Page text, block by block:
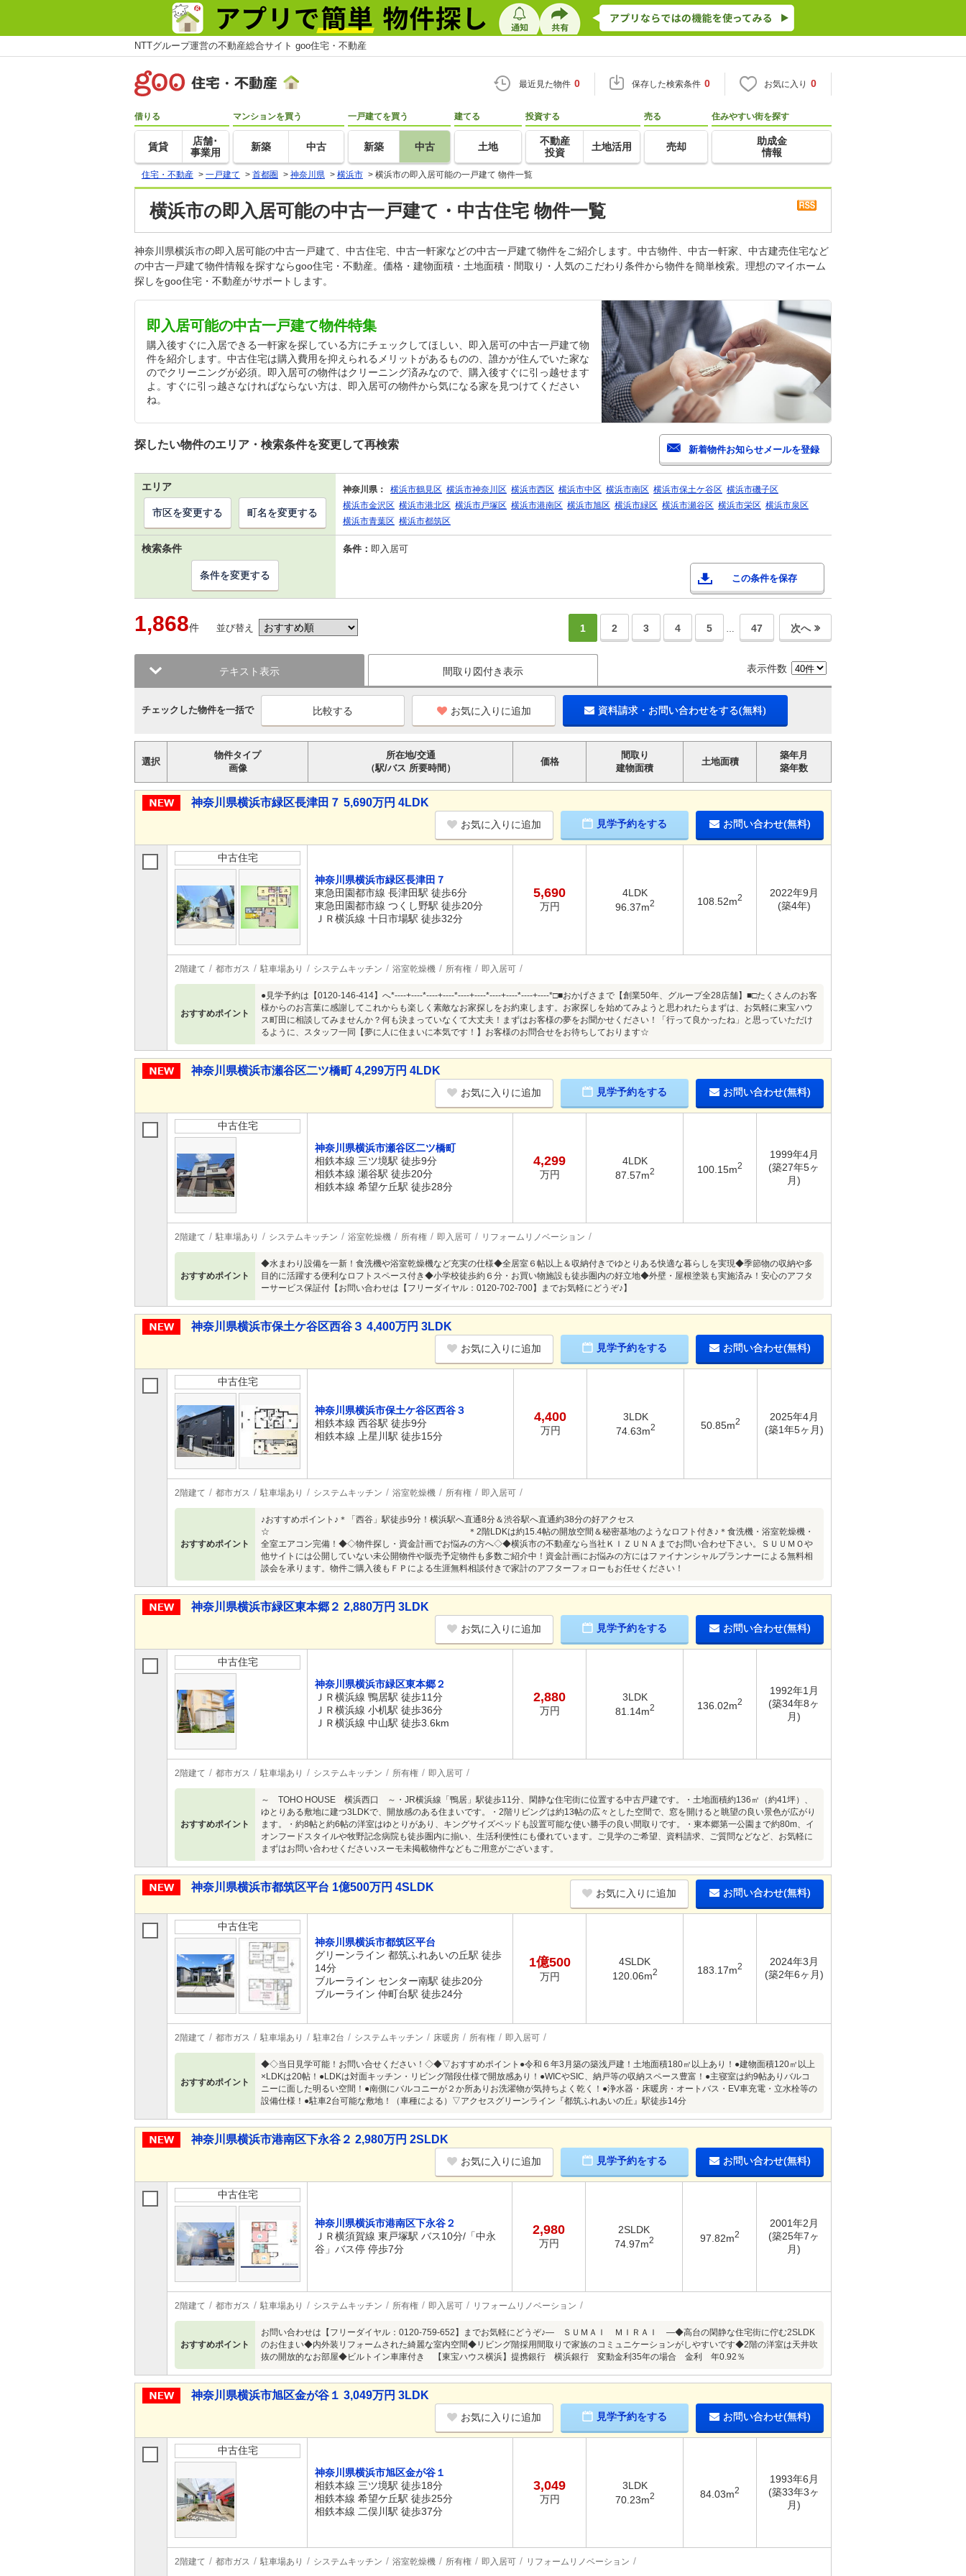
NTTグループ運営の不動産総合サイト goo住宅・不動産
最近見た物件 0 保存した検索条件 0 お気に入り 0
借りる
賃貸
店舗･
事業用
マンションを買う
新築 中古
一戸建てを買う
新築 中古
建てる
土地
投資する
不動産
投資
土地活用
売る
売却
住みやすい街を探す
助成金
情報
住宅・不動産 > 一戸建て > 首都圏 > 神奈川県 > 横浜市 > 横浜市の即入居可能の一戸建て 物件一覧
横浜市の即入居可能の中古一戸建て・中古住宅 物件一覧
神奈川県横浜市の即入居可能の中古一戸建て、中古住宅、中古一軒家などの中古一戸建て物件をご紹介します。中古物件、中古一軒家、中古建売住宅など
の中古一戸建て物件情報を探すならgoo住宅・不動産。価格・建物面積・土地面積・間取り・人気のこだわり条件から物件を簡単検索。理想のマイホーム
探しをgoo住宅・不動産がサポートします。
即入居可能の中古一戸建て物件特集
購入後すぐに入居できる一軒家を探している方にチェックしてほしい、即入居可の中古一戸建て物
件を紹介します。中古住宅は購入費用を抑えられるメリットがあるものの、誰かが住んでいた家な
のでクリーニングが必須。即入居可の物件はクリーニング済みなので、購入後すぐに引っ越せます
よ。すぐに引っ越さなければならない方は、即入居可の物件から気になる家を見つけてください
ね。
探したい物件のエリア・検索条件を変更して再検索
エリア 神奈川県： 横浜市鶴見区 横浜市神奈川区 横浜市西区 横浜市中区 横浜市南区 横浜市保土ケ谷区 横浜市磯子区
横浜市金沢区 横浜市港北区 横浜市戸塚区 横浜市港南区 横浜市旭区 横浜市緑区 横浜市瀬谷区 横浜市栄区 横浜市泉区
横浜市青葉区 横浜市都筑区
市区を変更する 町名を変更する
検索条件 条件： 即入居可
この条件を保存
条件を変更する
1,868件 並び替え 1 2 3 4 5 … 47 次へ
テキスト表示 間取り図付き表示 表示件数
チェックした物件を一括で お気に入りに追加 資料請求・お問い合わせをする(無料)
選択
物件タイプ
画像
所在地/交通
（駅/バス 所要時間）
価格
間取り
建物面積
土地面積
築年月
築年数
神奈川県横浜市緑区長津田７ 5,690万円 4LDK
お気に入りに追加 見学予約をする お問い合わせ(無料)
中古住宅
神奈川県横浜市緑区長津田７
東急田園都市線 長津田駅 徒歩6分
東急田園都市線 つくし野駅 徒歩20分
ＪＲ横浜線 十日市場駅 徒歩32分
5,690
万円
4LDK
96.37m2 108.52m2
2022年9月
(築4年)
2階建て 都市ガス 駐車場あり システムキッチン 浴室乾燥機 所有権 即入居可
おすすめポイント
●見学予約は【0120-146-414】へ*----+----*----+----*----+----*----+----*----+----*□■おかげさまで【創業50年、グループ全28店舗】■□たくさんのお客
様からのお言葉に感謝してこれからも楽しく素敵なお家探しをお約束します。お家探しを始めてみようと思われたらまずは、お気軽に東宝ハウ
ス町田に相談してみませんか？何も決まっていなくて大丈夫！まずはお客様の夢をお聞かせください！「行って良かったね」と思っていただけ
るように、スタッフ一同【夢に人に住まいに本気です！】お客様のお問合せをお待ちしております☆
神奈川県横浜市瀬谷区二ツ橋町 4,299万円 4LDK
お気に入りに追加 見学予約をする お問い合わせ(無料)
中古住宅
神奈川県横浜市瀬谷区二ツ橋町
相鉄本線 三ツ境駅 徒歩9分
相鉄本線 瀬谷駅 徒歩20分
相鉄本線 希望ケ丘駅 徒歩28分
4,299
万円
4LDK
87.57m2 100.15m2
1999年4月
(築27年5ヶ
月)
2階建て 駐車場あり システムキッチン 浴室乾燥機 所有権 即入居可 リフォームリノベーション
おすすめポイント
◆水まわり設備を一新！食洗機や浴室乾燥機など充実の仕様◆全居室６帖以上＆収納付きでゆとりある快適な暮らしを実現◆季節物の収納や多
目的に活躍する便利なロフトスペース付き◆小学校徒歩約６分・お買い物施設も徒歩圏内の好立地◆外壁・屋根塗装も実施済み！安心のアフタ
ーサービス保証付【お問い合わせは【フリーダイヤル：0120-702-700】までお気軽にどうぞ♪】
神奈川県横浜市保土ケ谷区西谷３ 4,400万円 3LDK
お気に入りに追加 見学予約をする お問い合わせ(無料)
中古住宅
神奈川県横浜市保土ケ谷区西谷３
相鉄本線 西谷駅 徒歩9分
相鉄本線 上星川駅 徒歩15分
4,400
万円
3LDK
74.63m2 50.85m2
2025年4月
(築1年5ヶ月)
2階建て 都市ガス 駐車場あり システムキッチン 浴室乾燥機 所有権 即入居可
おすすめポイント
♪おすすめポイント♪＊「西谷」駅徒歩9分！横浜駅へ直通8分＆渋谷駅へ直通約38分の好アクセス
☆ ＊2階LDKは約15.4帖の開放空間＆秘密基地のようなロフト付き♪＊食洗機・浴室乾燥機・
全室エアコン完備！◆◇物件探し・資金計画でお悩みの方へ◇◆横浜市の不動産なら当社ＫＩＺＵＮＡまでお問い合わせ下さい。ＳＵＵＭＯや
他サイトには公開していない未公開物件や販売予定物件も多数ご紹介中！資金計画にお悩みの方にはファイナンシャルプランナーによる無料相
談会を承ります。物件ご購入後もＦＰによる生涯無料相談付きで家計のアフターフォローもお任せください！
神奈川県横浜市緑区東本郷２ 2,880万円 3LDK
お気に入りに追加 見学予約をする お問い合わせ(無料)
中古住宅
神奈川県横浜市緑区東本郷２
ＪＲ横浜線 鴨居駅 徒歩11分
ＪＲ横浜線 小机駅 徒歩36分
ＪＲ横浜線 中山駅 徒歩3.6km
2,880
万円
3LDK
81.14m2 136.02m2
1992年1月
(築34年8ヶ
月)
2階建て 都市ガス 駐車場あり システムキッチン 所有権 即入居可
おすすめポイント
～ TOHO HOUSE 横浜西口 ～・JR横浜線「鴨居」駅徒歩11分、閑静な住宅街に位置する中古戸建です。・土地面積約136㎡（約41坪）、
ゆとりある敷地に建つ3LDKで、開放感のある住まいです。・2階リビングは約13帖の広々とした空間で、窓を開けると眺望の良い景色が広がり
ます。・約8帖と約6帖の洋室はゆとりがあり、キングサイズベッドも設置可能な使い勝手の良い間取りです。・東本郷第一公園まで約80m、イ
オンフードスタイルや牧野記念病院も徒歩圏内に揃い、生活利便性にも優れています。ご見学のご希望、資料請求、ご質問などなど、お気軽に
まずはお問い合わせください♪スーモ未掲載物件などもご用意がございます。
神奈川県横浜市都筑区平台 1億500万円 4SLDK お気に入りに追加 お問い合わせ(無料)
中古住宅
神奈川県横浜市都筑区平台
グリーンライン 都筑ふれあいの丘駅 徒歩
14分
ブルーライン センター南駅 徒歩20分
ブルーライン 仲町台駅 徒歩24分
1億500
万円
4SLDK
120.06m2 183.17m2
2024年3月
(築2年6ヶ月)
2階建て 都市ガス 駐車場あり 駐車2台 システムキッチン 床暖房 所有権 即入居可
おすすめポイント
◆◇当日見学可能！お問い合せください！◇◆▽おすすめポイント●令和６年3月築の築浅戸建！土地面積180㎡以上あり！●建物面積120㎡以上
×LDKは20帖！●LDKは対面キッチン・リビング階段仕様で開放感あり！●WICやSIC、納戸等の収納スペース豊富！●主寝室は約9帖ありバルコ
ニーに面した明るい空間！●南側にバルコニーが２か所ありお洗濯物が気持ちよく乾く！●浄水器・床暖房・オートバス・EV車充電・立水栓等の
設備仕様！●駐車2台可能な敷地！（車種による）▽アクセスグリーンライン『都筑ふれあいの丘』駅徒歩14分
神奈川県横浜市港南区下永谷２ 2,980万円 2SLDK
お気に入りに追加 見学予約をする お問い合わせ(無料)
中古住宅
神奈川県横浜市港南区下永谷２
ＪＲ横須賀線 東戸塚駅 バス10分/「中永
谷」バス停 停歩7分
2,980
万円
2SLDK
74.97m2 97.82m2
2001年2月
(築25年7ヶ
月)
2階建て 都市ガス 駐車場あり システムキッチン 所有権 即入居可 リフォームリノベーション
おすすめポイント
お問い合わせは【フリーダイヤル：0120-759-652】までお気軽にどうぞ♪― ＳＵＭＡＩ ＭＩＲＡＩ ―◆高台の閑静な住宅街に佇む2SLDK
のお住まい◆内外装リフォームされた綺麗な室内空間◆リビング階採用間取りで家族のコミュニケーションがしやすいです◆2階の洋室は天井吹
抜の開放的なお部屋◆ビルトイン車庫付き 【東宝ハウス横浜】提携銀行 横浜銀行 変動金利35年の場合 金利 年0.92％
神奈川県横浜市旭区金が谷１ 3,049万円 3LDK
お気に入りに追加 見学予約をする お問い合わせ(無料)
中古住宅
神奈川県横浜市旭区金が谷１
相鉄本線 三ツ境駅 徒歩18分
相鉄本線 希望ケ丘駅 徒歩25分
相鉄本線 二俣川駅 徒歩37分
3,049
万円
3LDK
70.23m2 84.03m2
1993年6月
(築33年3ヶ
月)
2階建て 都市ガス 駐車場あり システムキッチン 浴室乾燥機 所有権 即入居可 リフォームリノベーション